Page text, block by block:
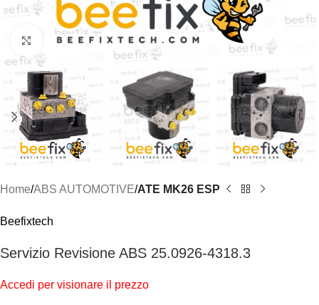
Click to enlarge
Home ABS AUTOMOTIVE ATE MK26 ESP
Beefixtech
Servizio Revisione ABS 25.0926-4318.3
Accedi per visionare il prezzo